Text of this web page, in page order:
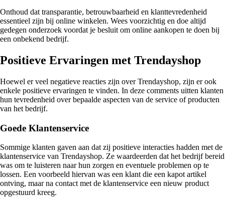
Onthoud dat transparantie, betrouwbaarheid en klanttevredenheid
essentieel zijn bij online winkelen. Wees voorzichtig en doe altijd
gedegen onderzoek voordat je besluit om online aankopen te doen bij
een onbekend bedrijf.
Positieve Ervaringen met Trendayshop
Hoewel er veel negatieve reacties zijn over Trendayshop, zijn er ook
enkele positieve ervaringen te vinden. In deze comments uitten klanten
hun tevredenheid over bepaalde aspecten van de service of producten
van het bedrijf.
Goede Klantenservice
Sommige klanten gaven aan dat zij positieve interacties hadden met de
klantenservice van Trendayshop. Ze waardeerden dat het bedrijf bereid
was om te luisteren naar hun zorgen en eventuele problemen op te
lossen. Een voorbeeld hiervan was een klant die een kapot artikel
ontving, maar na contact met de klantenservice een nieuw product
opgestuurd kreeg.